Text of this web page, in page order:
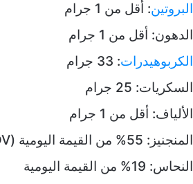
البروتين: أقل من 1 جرام
الدهون: أقل من 1 جرام
الكربوهيدرات: 33 جرام
السكريات: 25 جرام
الألياف: أقل من 1 جرام
المنجنيز: 55% من القيمة اليومية (DV)
النحاس: 19% من القيمة اليومية